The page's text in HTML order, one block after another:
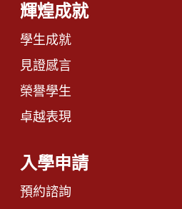
輝煌成就
學生成就
見證感言
榮譽學生
卓越表現
入學申請
預約諮詢